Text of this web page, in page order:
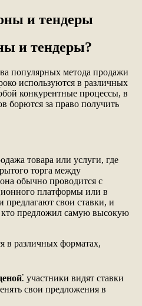
и тендеры
и тендеры?
популярных метода продажи
используются в различных
конкурентные процессы, в
борются за право получить
товара или услуги, где
торга между
обычно проводится с
платформы или в
предлагают свои ставки, и
кто предложил самую высокую
в различных форматах,
⁚ участники видят ставки
свои предложения в